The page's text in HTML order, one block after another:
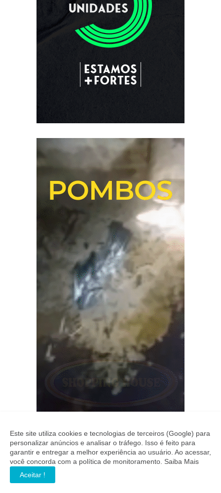
Este site utiliza cookies e tecnologias de terceiros (Google) para
personalizar anúncios e analisar o tráfego. Isso é feito para
garantir e entregar a melhor experiência ao usuário. Ao acessar,
você concorda com a política de monitoramento. Saiba Mais
Aceitar !